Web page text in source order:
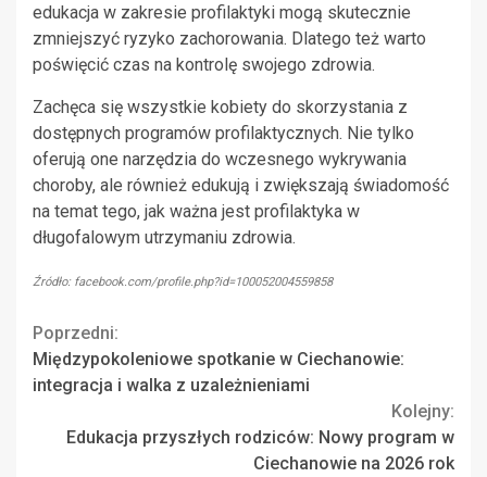
edukacja w zakresie profilaktyki mogą skutecznie
zmniejszyć ryzyko zachorowania. Dlatego też warto
poświęcić czas na kontrolę swojego zdrowia.
Zachęca się wszystkie kobiety do skorzystania z
dostępnych programów profilaktycznych. Nie tylko
oferują one narzędzia do wczesnego wykrywania
choroby, ale również edukują i zwiększają świadomość
na temat tego, jak ważna jest profilaktyka w
długofalowym utrzymaniu zdrowia.
Źródło: facebook.com/profile.php?id=100052004559858
Continue
Reading
Poprzedni:
Międzypokoleniowe spotkanie w Ciechanowie:
integracja i walka z uzależnieniami
Kolejny:
Edukacja przyszłych rodziców: Nowy program w
Ciechanowie na 2026 rok